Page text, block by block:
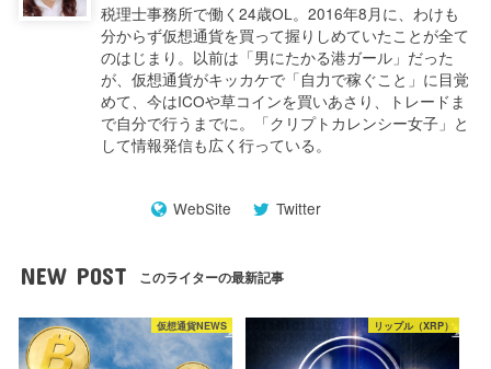
税理士事務所で働く24歳OL。2016年8月に、わけも
分からず仮想通貨を買って握りしめていたことが全て
のはじまり。以前は「男にたかる港ガール」だった
が、仮想通貨がキッカケで「自力で稼ぐこと」に目覚
めて、今はICOや草コインを買いあさり、トレードま
で自分で行うまでに。「クリプトカレンシー女子」と
して情報発信も広く行っている。
WebSite Twitter
NEW POST このライターの最新記事
仮想通貨NEWS リップル（XRP）